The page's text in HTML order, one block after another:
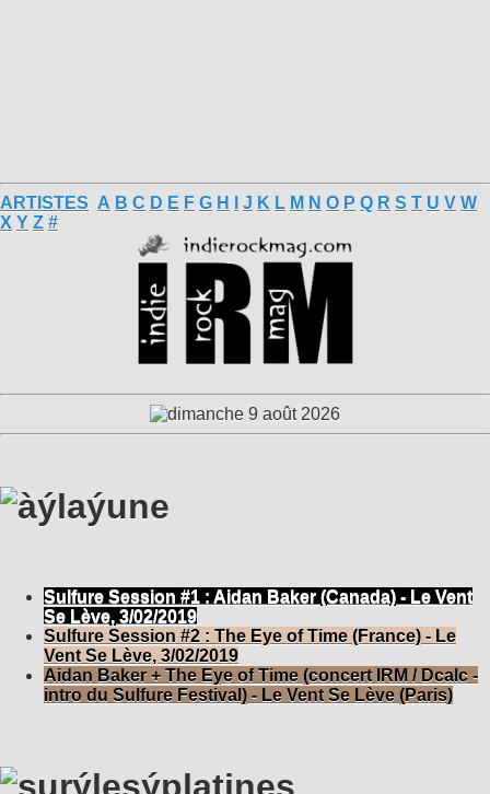
ARTISTES A B C D E F G H J K L M N O P Q R S T U V W
X Y Z #
Sulfure Session #1 : Aidan Baker (Canada) - Le Vent
Se Lève, 3/02/2019
Sulfure Session #2 : The Eye of Time (France) - Le
Vent Se Lève, 3/02/2019
Aidan Baker + The Eye of Time (concert IRM / Dcalc -
intro du Sulfure Festival) - Le Vent Se Lève (Paris)